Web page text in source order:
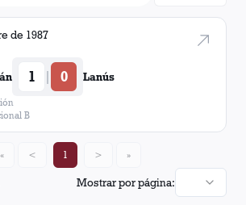
de 1987
1 | 0 Lanús
B
Mostrar por página:
« < 1 > »